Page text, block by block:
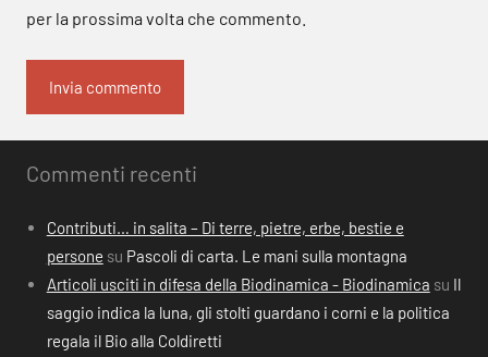
per la prossima volta che commento.
Commenti recenti
Contributi… in salita – Di terre, pietre, erbe, bestie e
persone su Pascoli di carta. Le mani sulla montagna
Articoli usciti in difesa della Biodinamica - Biodinamica su Il
saggio indica la luna, gli stolti guardano i corni e la politica
regala il Bio alla Coldiretti